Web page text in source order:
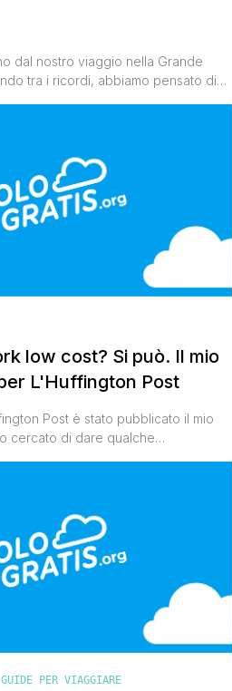
dal nostro viaggio nella Grande
tra i ricordi, abbiamo pensato di
spensierati trascorsi tra grattacieli,
per Central Park. Era il
un caldo pazzesco, [']
low cost? Si può. Il mio
L'Huffington Post
Post è stato pubblicato il mio
cercato di dare qualche
viaggiatore, ma nell'immaginario
vista come una meta cara e per
Spero di farvi cambiare idea [']
PER VIAGGIARE